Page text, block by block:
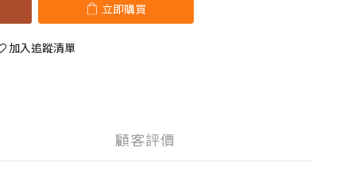
立即購買
加入追蹤清單
顧客評價